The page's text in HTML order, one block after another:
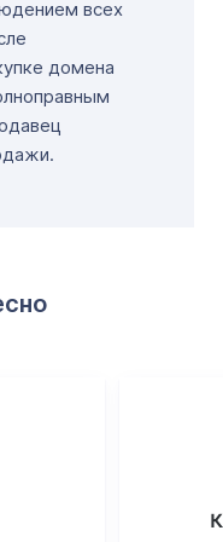
всех
домена